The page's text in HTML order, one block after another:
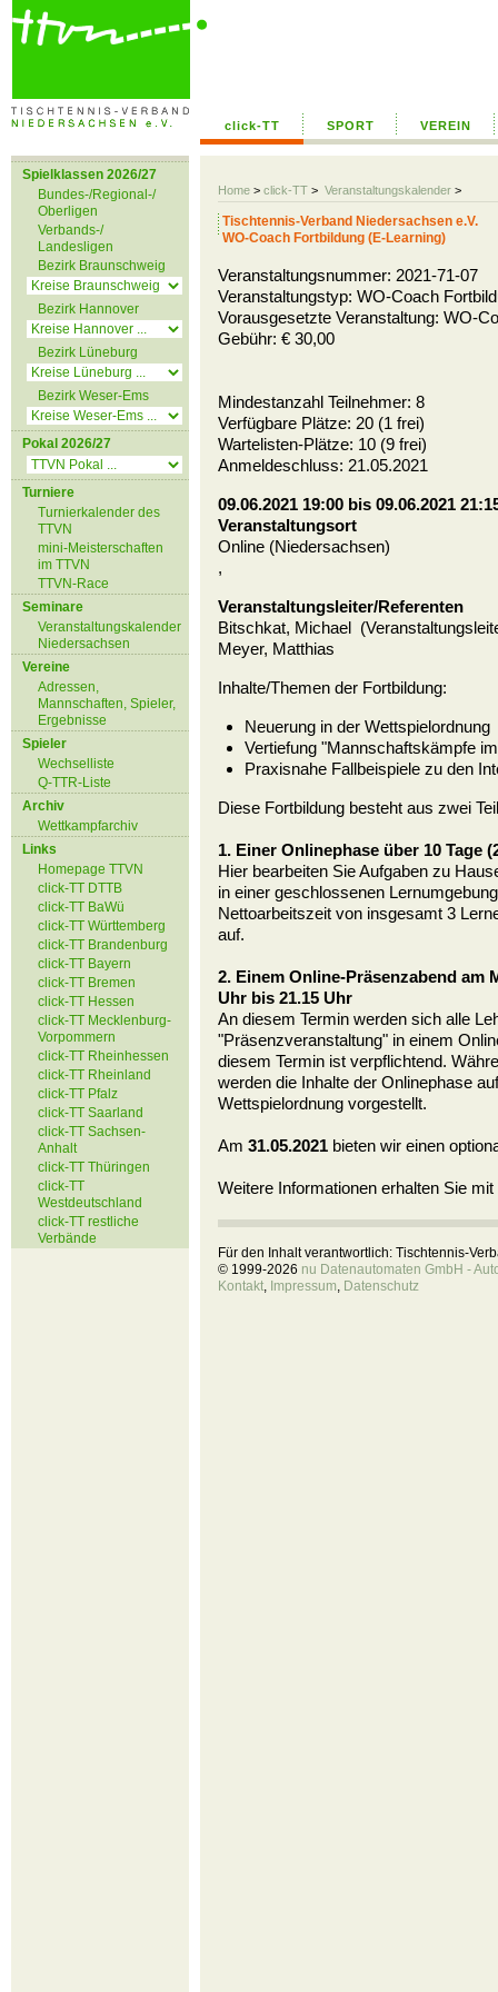
click-TT SPORT VEREIN
Home > click-TT > Veranstaltungskalender >
Spielklassen 2026/27
Bundes-/Regional-/
Oberligen
Verbands-/
Landesligen
Bezirk Braunschweig
Bezirk Hannover
Bezirk Lüneburg
Bezirk Weser-Ems
Pokal 2026/27
Turniere
Turnierkalender des
TTVN
mini-Meisterschaften
im TTVN
TTVN-Race
Seminare
Veranstaltungskalender
Niedersachsen
Vereine
Adressen,
Mannschaften, Spieler,
Ergebnisse
Spieler
Wechselliste
Q-TTR-Liste
Archiv
Wettkampfarchiv
Links
Homepage TTVN
click-TT DTTB
click-TT BaWü
click-TT Württemberg
click-TT Brandenburg
click-TT Bayern
click-TT Bremen
click-TT Hessen
click-TT Mecklenburg-
Vorpommern
click-TT Rheinhessen
click-TT Rheinland
click-TT Pfalz
click-TT Saarland
click-TT Sachsen-
Anhalt
click-TT Thüringen
click-TT
Westdeutschland
click-TT restliche
Verbände
Tischtennis-Verband Niedersachsen e.V.
WO-Coach Fortbildung (E-Learning)
Veranstaltungsnummer: 2021-71-07
Veranstaltungstyp: WO-Coach
Vorausgesetzte Veranstaltung: WO-
Gebühr: € 30,00
Mindestanzahl Teilnehmer: 8
Verfügbare Plätze: 20 (1 frei)
Wartelisten-Plätze: 10 (9 frei)
Anmeldeschluss: 21.05.2021
09.06.2021 19:00 bis 09.06.2021
Veranstaltungsort
Online (Niedersachsen)
,
Veranstaltungsleiter/Referenten
Bitschkat, Michael
Meyer, Matthias
Inhalte/Themen der Fortbildung:
Neuerung in der Wettspielordnung
Vertiefung "Mannschaftskämpfe
Praxisnahe Fallbeispiele zu den
Diese Fortbildung besteht aus zwei
1. Einer Onlinephase über 10 Tage
Hier bearbeiten Sie Aufgaben zu
in einer geschlossenen
Nettoarbeitszeit von insgesamt 3
auf.
2. Einem Online-Präsenzabend am
Uhr bis 21.15 Uhr
An diesem Termin werden sich alle
"Präsenzveranstaltung" in einem
diesem Termin ist verpflichtend.
werden die Inhalte der Onlinephase
Wettspielordnung vorgestellt.
Am 31.05.2021 bieten wir einen
Weitere Informationen erhalten Sie
Für den Inhalt verantwortlich: Tischtennis-
© 1999-2026 nu Datenautomaten GmbH -
Kontakt, Impressum, Datenschutz